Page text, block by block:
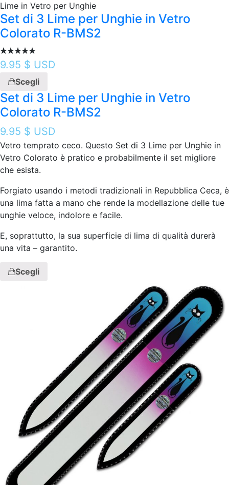
Lime in Vetro per Unghie
Set di 3 Lime per Unghie in Vetro
Colorato R-BMS2
9.95 $ USD
Scegli
Set di 3 Lime per Unghie in Vetro
Colorato R-BMS2
9.95 $ USD
Vetro temprato ceco. Questo Set di 3 Lime per Unghie in
Vetro Colorato è pratico e probabilmente il set migliore
che esista.
Forgiato usando i metodi tradizionali in Repubblica Ceca, è
una lima fatta a mano che rende la modellazione delle tue
unghie veloce, indolore e facile.
E, soprattutto, la sua superficie di lima di qualità durerà
una vita – garantito.
Scegli